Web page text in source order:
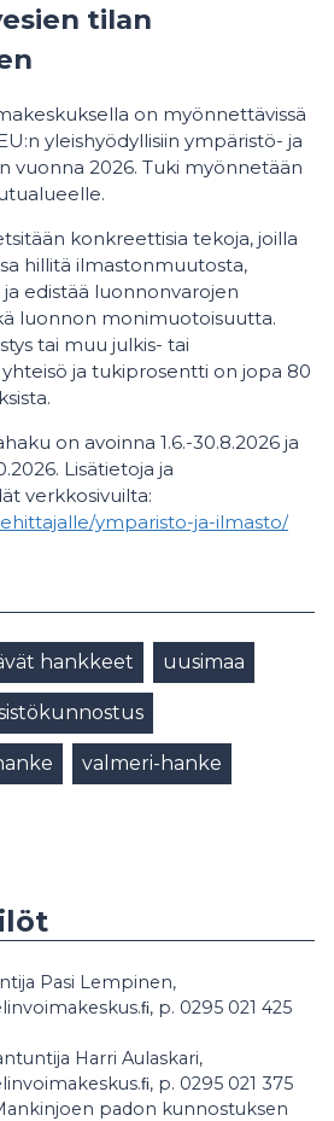
tilan
on myönnettävissä
yleishyödyllisiin ympäristö- ja
vuonna 2026. Tuki myönnetään
konkreettisia tekoja, joilla
hillitä ilmastonmuutosta,
edistää luonnonvarojen
luonnon monimuotoisuutta.
tai muu julkis- tai
ja tukiprosentti on jopa 80
on avoinna 1.6.-30.8.2026 ja
Lisätietoja ja
verkkosivuilta:
ymparisto-ja-ilmasto/
hankkeet uusimaa
valmeri-hanke
Pasi Lempinen,
p. 0295 021 425
Harri Aulaskari,
p. 0295 021 375
padon kunnostuksen